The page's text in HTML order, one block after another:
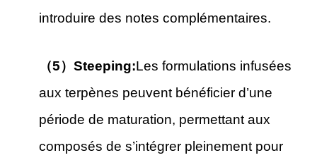
introduire des notes complémentaires.
（5）Steeping:Les formulations infusées
aux terpènes peuvent bénéficier d’une
période de maturation, permettant aux
composés de s’intégrer pleinement pour